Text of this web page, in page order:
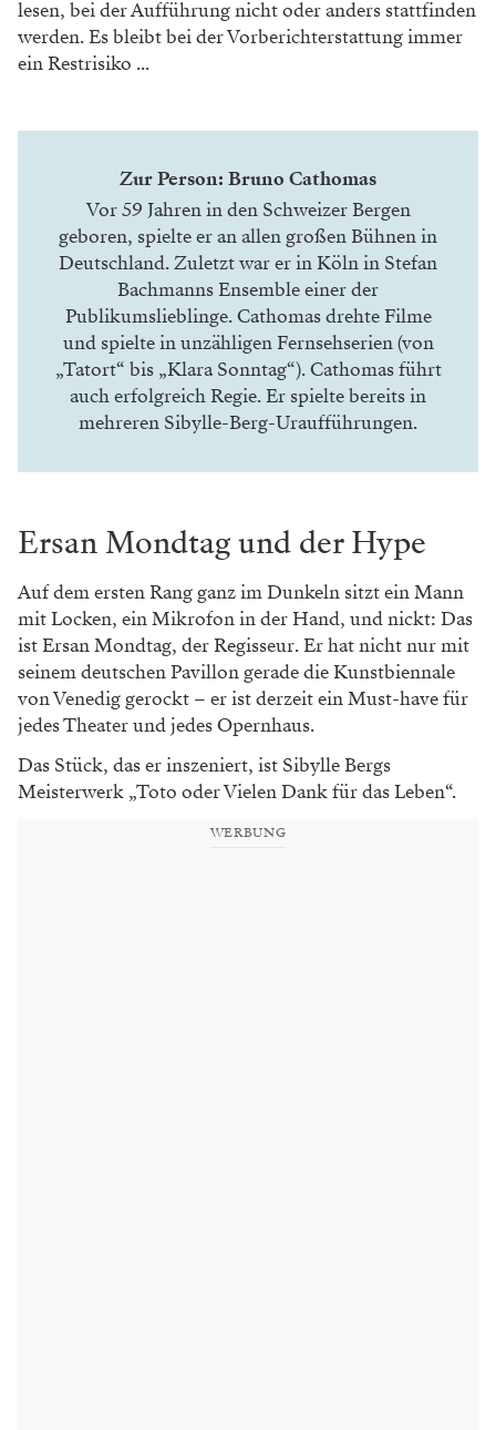
lesen, bei der Aufführung nicht oder anders stattfinden
werden. Es bleibt bei der Vorberichterstattung immer
ein Restrisiko ...
Zur Person: Bruno Cathomas
Vor 59 Jahren in den Schweizer Bergen
geboren, spielte er an allen großen Bühnen in
Deutschland. Zuletzt war er in Köln in Stefan
Bachmanns Ensemble einer der
Publikumslieblinge. Cathomas drehte Filme
und spielte in unzähligen Fernsehserien (von
„Tatort“ bis „Klara Sonntag“). Cathomas führt
auch erfolgreich Regie. Er spielte bereits in
mehreren Sibylle-Berg-Uraufführungen.
Ersan Mondtag und der Hype
Auf dem ersten Rang ganz im Dunkeln sitzt ein Mann
mit Locken, ein Mikrofon in der Hand, und nickt: Das
ist Ersan Mondtag, der Regisseur. Er hat nicht nur mit
seinem deutschen Pavillon gerade die Kunstbiennale
von Venedig gerockt – er ist derzeit ein Must-have für
jedes Theater und jedes Opernhaus.
Das Stück, das er inszeniert, ist Sibylle Bergs
Meisterwerk „Toto oder Vielen Dank für das Leben“.
WERBUNG